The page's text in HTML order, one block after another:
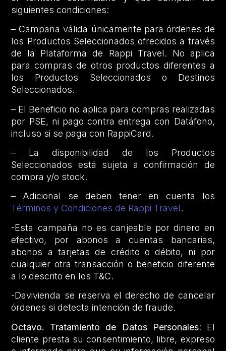
siguientes condiciones:
– Campaña válida únicamente para órdenes de
los Productos Seleccionados ofrecidos a través
de la Plataforma de Rappi Travel. No aplica
para compras de otros productos diferentes a
los Productos Seleccionados o Destinos
Seleccionados.
– El Beneficio no aplica para compras realizadas
por PSE, ni pago contra entrega con Datáfono,
incluso si se paga con RappiCard.
– La disponibilidad de los Productos
Seleccionados está sujeta a confirmación de
compra y/o stock.
– Adicional se deben tener en cuenta los
Términos y Condiciones de Rappi Travel.
-Esta campaña no es canjeable por dinero en
efectivo, por abonos a cuentas bancarias,
abonos a tarjetas de crédito o débito, ni por
cualquier otra transacción o beneficio diferente
a lo descrito en los T&C.
-Davivienda se reserva el derecho de cancelar
órdenes si detecta intención de fraude.
Octavo. Tratamiento de Datos Personales: El
cliente presta su consentimiento, libre, expreso